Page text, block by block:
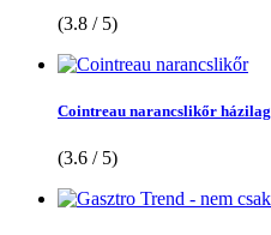
(3.8 / 5)
Cointreau narancslikőr házilag
(3.6 / 5)